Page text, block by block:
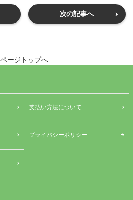
次の記事へ
ページトップへ
支払い方法について
プライバシーポリシー